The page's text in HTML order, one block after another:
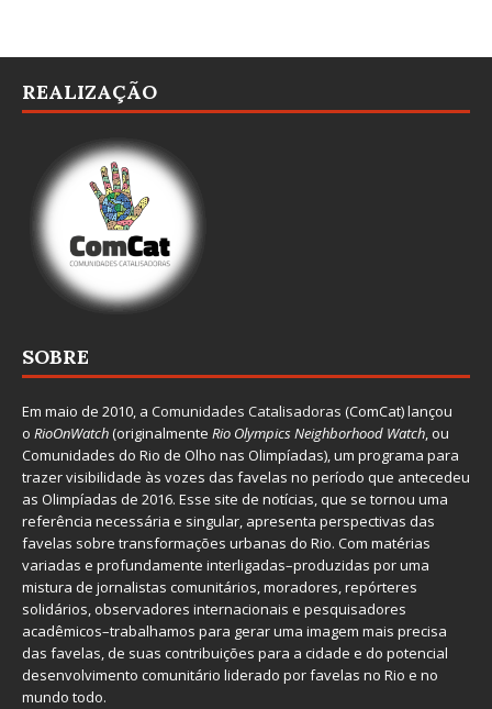
REALIZAÇÃO
SOBRE
Em maio de 2010, a Comunidades Catalisadoras (ComCat) lançou
o RioOnWatch(originalmente Rio Olympics Neighborhood Watch, ou
Comunidades do Rio de Olho nas Olimpíadas), um programa para
trazer visibilidade às vozes das favelas no período que antecedeu
as Olimpíadas de 2016. Esse site de notícias, que se tornou uma
referência necessária e singular, apresenta perspectivas das
favelas sobre transformações urbanas do Rio. Com matérias
variadas e profundamente interligadas–produzidas por uma
mistura de jornalistas comunitários, moradores, repórteres
solidários, observadores internacionais e pesquisadores
acadêmicos–trabalhamos para gerar uma imagem mais precisa
das favelas, de suas contribuições para a cidade e do potencial
desenvolvimento comunitário liderado por favelas no Rio e no
mundo todo.